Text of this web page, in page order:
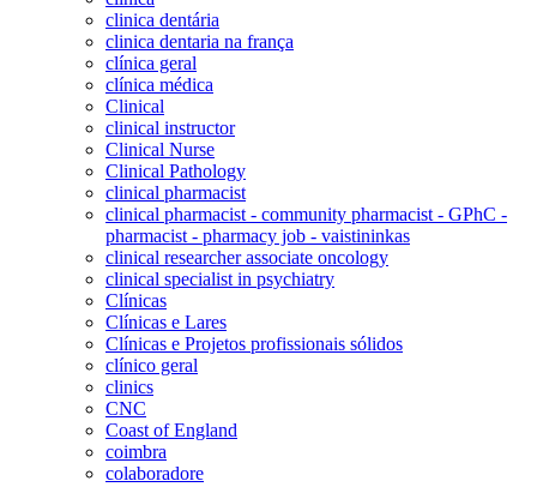
clinica dentária
clinica dentaria na frança
clínica geral
clínica médica
Clinical
clinical instructor
Clinical Nurse
Clinical Pathology
clinical pharmacist
clinical pharmacist - community pharmacist - GPhC -
pharmacist - pharmacy job - vaistininkas
clinical researcher associate oncology
clinical specialist in psychiatry
Clínicas
Clínicas e Lares
Clínicas e Projetos profissionais sólidos
clínico geral
clinics
CNC
Coast of England
coimbra
colaboradore